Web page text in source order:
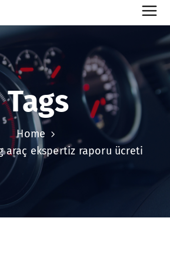
Tags
Home
araç ekspertiz raporu ücreti